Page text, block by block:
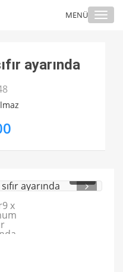
MENÜ
ayarında
1/ 3